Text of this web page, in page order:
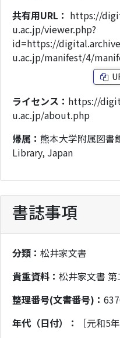
共有用URL： https://
u.ac.jp/viewer.php?
id=https://
u.ac.jp/manifest/4/
ライセンス： https://
u.ac.jp/about.php
帰属： 熊本大学附属図
Library, Japan
書誌事項
分類： 松井家文書
貴重資料： 松井家文書
整理番号(文書番号)：
年代（日付）：
［元和5